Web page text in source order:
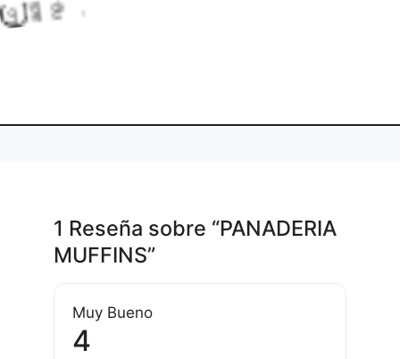
i
1 Reseña sobre “PANADERIA
MUFFINS”
Muy Bueno
4